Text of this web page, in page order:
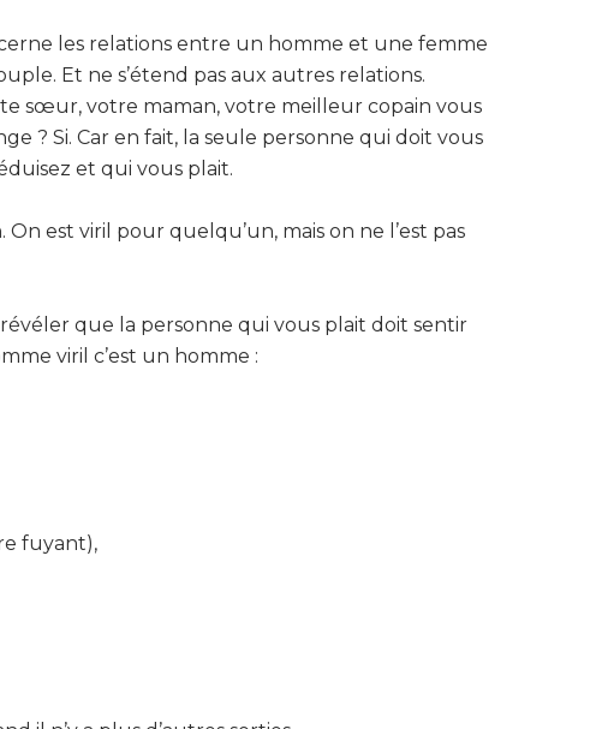
les relations entre un homme et une femme
Et ne s’étend pas aux autres relations.
sœur, votre maman, votre meilleur copain vous
? Si. Car en fait, la seule personne qui doit vous
et qui vous plait.
On est viril pour quelqu’un, mais on ne l’est pas
que la personne qui vous plait doit sentir
viril c’est un homme :
fuyant),